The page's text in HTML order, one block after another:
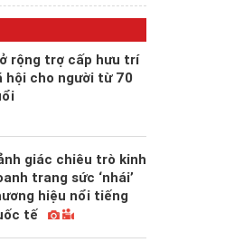
rộng trợ cấp hưu trí
hội cho người từ 70
giác chiêu trò kinh
trang sức ‘nhái’
hiệu nổi tiếng
tế